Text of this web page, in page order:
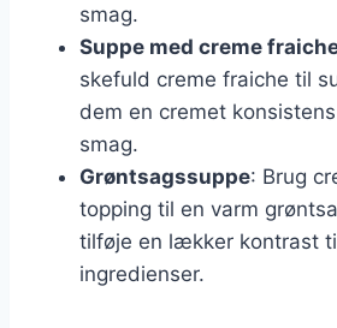
smag.
Suppe med creme
skefuld creme fraiche til
dem en cremet
smag.
Grøntsagssuppe: Brug
topping til en varm
tilføje en lækker kontrast
ingredienser.